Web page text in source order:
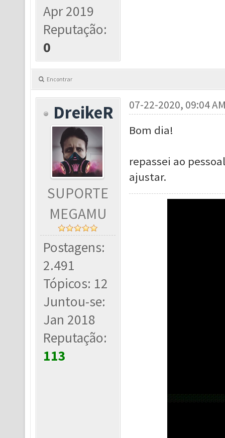
Apr 2019
Reputação:
0
Encontrar
DreikeR
SUPORTE
MEGAMU
Postagens:
2.491
Tópicos: 12
Juntou-se:
Jan 2018
Reputação:
113
07-22-2020, 09:04
Bom dia!
repassei ao
ajustar.